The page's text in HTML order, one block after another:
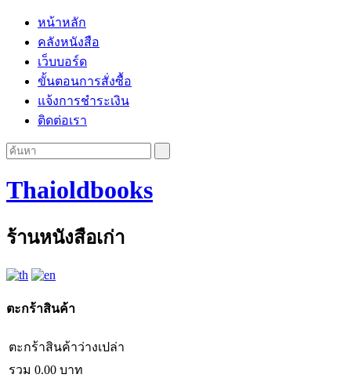
หน้าหลัก
คลังหนังสือ
เว็บบอร์ด
ขั้นตอนการสั่งซื้อ
แจ้งการชำระเงิน
ติดต่อเรา
Thaioldbooks
ร้านหนังสือเก่า
ตะกร้าสินค้า
ตะกร้าสินค้าว่างเปล่า
รวม 0.00 บาท